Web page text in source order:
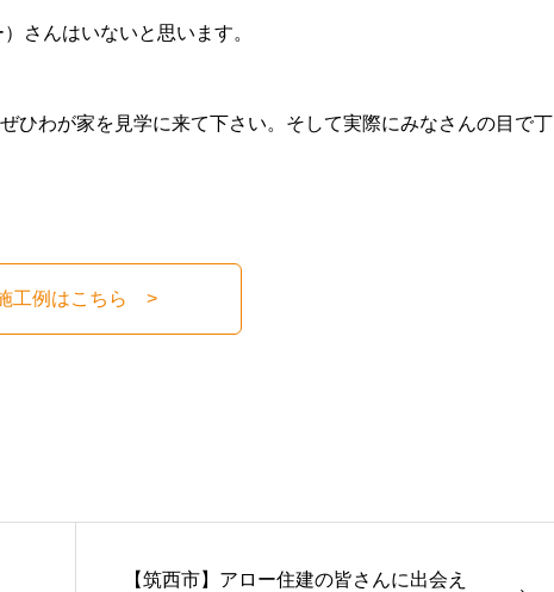
さんはいないと思います。
ひわが家を見学に来て下さい。そして実際にみなさんの目で丁
工例はこちら >
【筑西市】アロー住建の皆さんに出会え